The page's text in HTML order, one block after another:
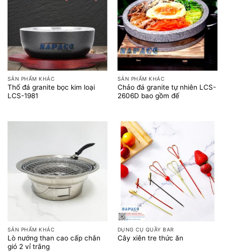
SẢN PHẨM KHÁC
Thố đá granite bọc kim loại
LCS-1981
SẢN PHẨM KHÁC
Chảo đá granite tự nhiên LCS-
2606D bao gồm đế
SẢN PHẨM KHÁC
Lò nướng than cao cấp chắn
gió 2 vỉ trắng
DỤNG CỤ QUẦY BAR
Cây xiên tre thức ăn